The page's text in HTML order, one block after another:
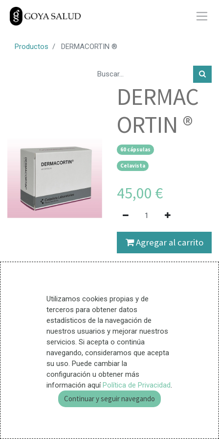
Utilizamos cookies propias y de
terceros para obtener datos
estadísticos de la navegación de
nuestros usuarios y mejorar nuestros
servicios. Si acepta o continúa
navegando, consideramos que acepta
su uso. Puede cambiar la
configuración u obtener más
información aquíPolítica de Privacidad.
Continuar y seguir navegando
Productos DERMACORTIN ®
DERMAC
ORTIN ®
60 cápsulas
Celavista
45,00 €
Agregar al carrito
Salud y protección de la piel
Dermacortin® es un
producto con alta actividad
en epitelios, piel y mucosas.
Repitalizante y reparador del
microbioma vaginal.
Términos y condiciones
Entrega en 24 horas
Garantía de devolución (15